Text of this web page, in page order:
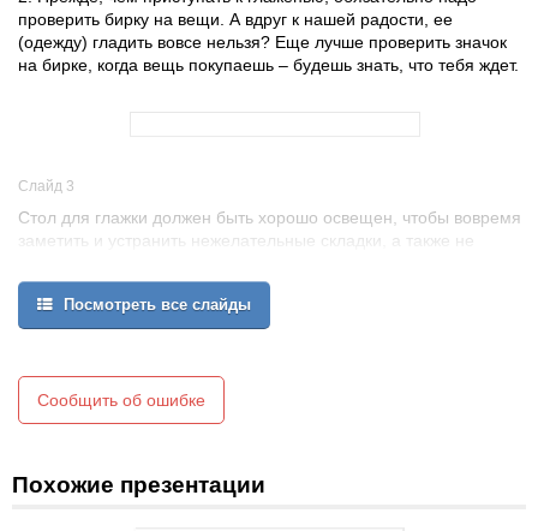
проверить бирку на вещи. А вдруг к нашей радости, ее
(одежду) гладить вовсе нельзя? Еще лучше проверить значок
на бирке, когда вещь покупаешь – будешь знать, что тебя ждет.
Слайд 3
Стол для глажки должен быть хорошо освещен, чтобы вовремя
заметить и устранить нежелательные складки, а также не
розетка должна находиться справа.
Посмотреть все слайды
Сообщить об ошибке
Похожие презентации